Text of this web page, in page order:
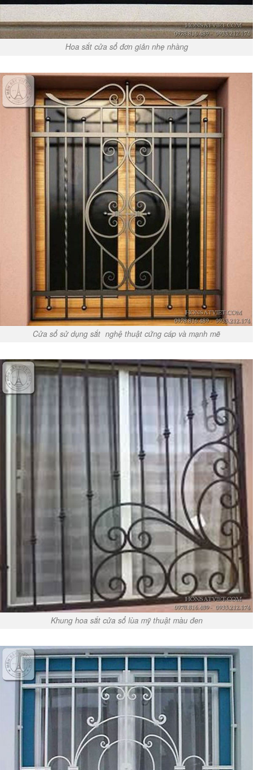
Hoa sắt cửa sổ đơn giản nhẹ nhàng
Cửa sổ sử dụng sắt nghệ thuật cứng cáp và mạnh mẽ
Khung hoa sắt cửa sổ lùa mỹ thuật màu đen